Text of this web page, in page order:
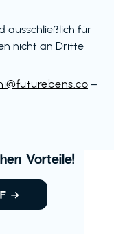
ausschließlich für
nicht an Dritte
–
Vorteile!
→